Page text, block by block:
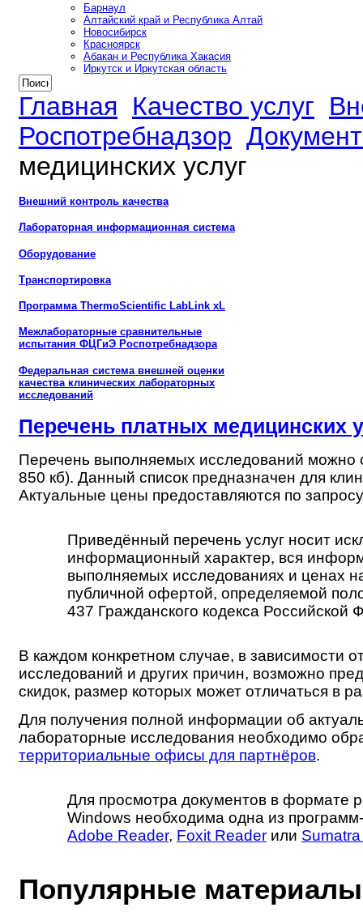
Барнаул
Алтайский край и Республика Алтай
Новосибирск
Красноярск
Абакан и Республика Хакасия
Иркутск и Иркутская область
Главная Качество услуг
Роспотребнадзор
медицинских услуг
Внешний контроль качества
Лабораторная информационная система
Оборудование
Транспортировка
Программа ThermoScientific LabLink xL
Межлабораторные сравнительные
испытания ФЦГиЭ Роспотребнадзора
Федеральная система внешней оценки
качества клинических лабораторных
исследований
Перечень платных медицинских
Перечень выполняемых исследований можно
850 кб). Данный список предназначен для
Актуальные цены предоставляются по запросу
Приведённый перечень услуг носит
информационный характер, вся
выполняемых исследованиях и ценах
публичной офертой, определяемой
437 Гражданского кодекса Российской
В каждом конкретном случае, в зависимости
исследований и других причин, возможно
скидок, размер которых может отличаться в
Для получения полной информации об
лабораторные исследования необходимо
территориальные офисы для партнёров.
Для просмотра документов в формате
Windows необходима одна из
Adobe Reader, Foxit Reader или
Популярные материалы